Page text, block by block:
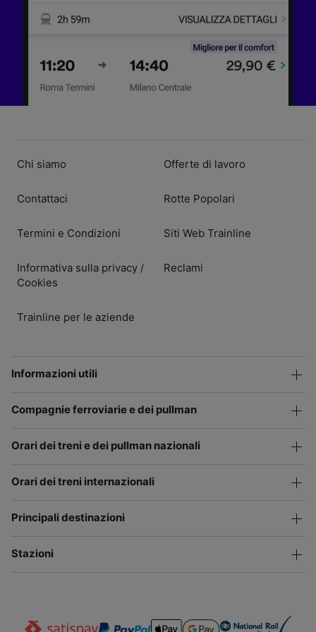
Chi siamo
Contattaci
Termini e Condizioni
Informativa sulla privacy /
Cookies
Trainline per le aziende
Offerte di lavoro
Rotte Popolari
Siti Web Trainline
Reclami
Informazioni utili
Compagnie ferroviarie e dei pullman
Orari dei treni e dei pullman nazionali
Orari dei treni internazionali
Principali destinazioni
Stazioni